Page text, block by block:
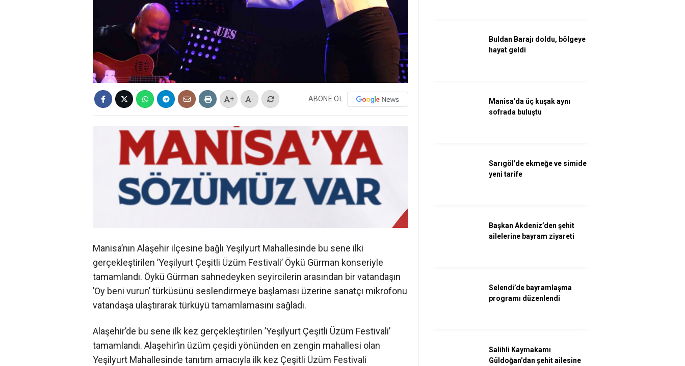
+ - ABONE OL
Manisa’nın Alaşehir ilçesine bağlı Yeşilyurt Mahallesinde bu sene ilki
gerçekleştirilen ’Yeşilyurt Çeşitli Üzüm Festivali’ Öykü Gürman konseriyle
tamamlandı. Öykü Gürman sahnedeyken seyircilerin arasından bir vatandaşın
’Oy beni vurun’ türküsünü seslendirmeye başlaması üzerine sanatçı mikrofonu
vatandaşa ulaştırarak türküyü tamamlamasını sağladı.
Alaşehir’de bu sene ilk kez gerçekleştirilen ’Yeşilyurt Çeşitli Üzüm Festivali’
tamamlandı. Alaşehir’in üzüm çeşidi yönünden en zengin mahallesi olan
Yeşilyurt Mahallesinde tanıtım amacıyla ilk kez Çeşitli Üzüm Festivali
Buldan Barajı doldu, bölgeye
hayat geldi
Manisa’da üç kuşak aynı
sofrada buluştu
Sarıgöl’de ekmeğe ve simide
yeni tarife
Başkan Akdeniz’den şehit
ailelerine bayram ziyareti
Selendi’de bayramlaşma
programı düzenlendi
Salihli Kaymakamı
Güldoğan’dan şehit ailesine